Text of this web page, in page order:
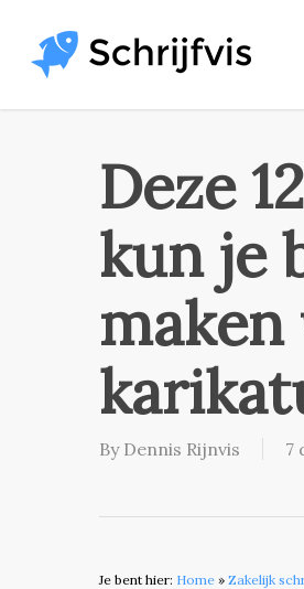
main
Deze
kun je
maken
By Dennis Rijnvis 7
Je bent hier: Home » Zakelijk